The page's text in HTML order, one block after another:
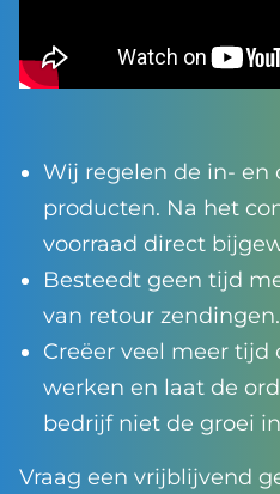
Wij regelen de in- en
producten. Na het
voorraad direct
Besteedt geen tijd
van retour zendingen.
Creëer veel meer tijd
werken en laat de
bedrijf niet de groei
Vraag een vrijblijvend